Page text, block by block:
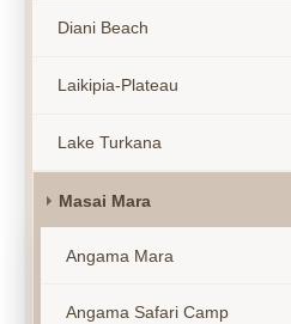
Diani Beach
Laikipia-Plateau
Lake Turkana
Masai Mara
Angama Mara
Angama Safari Camp